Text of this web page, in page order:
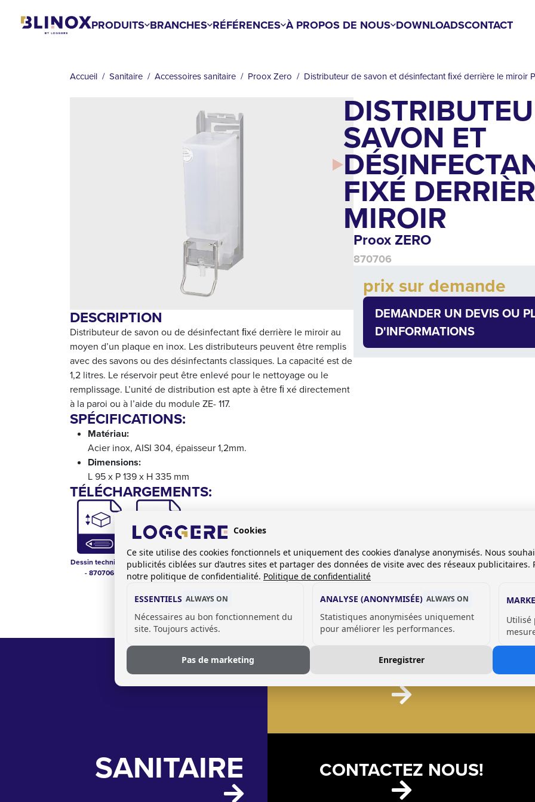
PRODUITS BRANCHES RÉFÉRENCES À PROPOS DE NOUS DOWNLOADSCONTACT
D'ARIANE
Accueil Sanitaire Accessoires sanitaire Proox Zero Distributeur de savon et désinfectant ﬁxé derrière le miroir
DESCRIPTION
Distributeur de savon ou de désinfectant ﬁxé derrière le miroir au
moyen d’un plaque en inox. Les distributeurs peuvent être remplis
avec des savons ou des désinfectants classiques. La capacité est de
1,2 litres. Le réservoir peut être enlevé pour le nettoyage ou le
remplissage. L’unité de distribution est apte à être ﬁ xé directement
à la paroi ou à l’aide du module ZE- 117.
SPÉCIFICATIONS:
Matériau:
Acier inox, AISI 304, épaisseur 1,2mm.
Dimensions:
L 95 x P 139 x H 335 mm
TÉLÉCHARGEMENTS:
Dessin technique
- 870706
Liste de prix
sanitaire FR-BE
SAVON ET
FIXÉ
IROIR
Proox ZERO
870706
Quantity
Add to cart
prix sur demande
DEMANDER UN DEVIS OU
D'INFORMATIONS
SANITAIRE CONTACTEZ NOUS!
Cookies
Ce site utilise des cookies fonctionnels et uniquement des cookies d’analyse anonymisés. Nous
publicités ciblées sur d’autres sites et partager des données de visite avec des réseaux publicitaires.
notre politique de confidentialité. Politique de confidentialité
ESSENTIELS ALWAYS ON
Nécessaires au bon fonctionnement du
site. Toujours activés.
ANALYSE (ANONYMISÉE) ALWAYS ON
Statistiques anonymisées uniquement
pour améliorer les performances.
Utilisé
Pas de marketing Enregistrer